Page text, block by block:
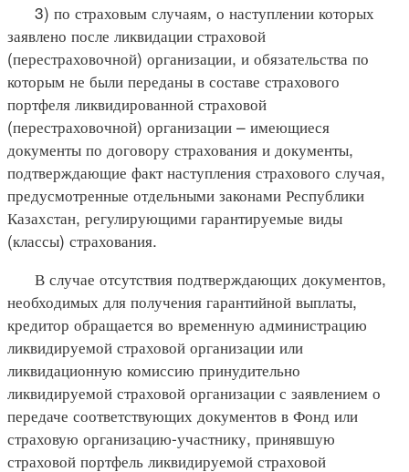
3) по страховым случаям, о наступлении которых
заявлено после ликвидации страховой
(перестраховочной) организации, и обязательства по
которым не были переданы в составе страхового
портфеля ликвидированной страховой
(перестраховочной) организации – имеющиеся
документы по договору страхования и документы,
подтверждающие факт наступления страхового случая,
предусмотренные отдельными законами Республики
Казахстан, регулирующими гарантируемые виды
(классы) страхования.
В случае отсутствия подтверждающих документов,
необходимых для получения гарантийной выплаты,
кредитор обращается во временную администрацию
ликвидируемой страховой организации или
ликвидационную комиссию принудительно
ликвидируемой страховой организации с заявлением о
передаче соответствующих документов в Фонд или
страховую организацию-участнику, принявшую
страховой портфель ликвидируемой страховой